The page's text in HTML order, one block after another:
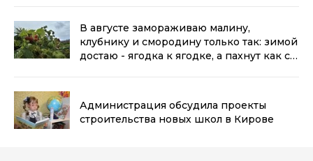
В августе замораживаю малину,
клубнику и смородину только так: зимой
достаю - ягодка к ягодке, а пахнут как с
Администрация обсудила проекты
строительства новых школ в Кирове